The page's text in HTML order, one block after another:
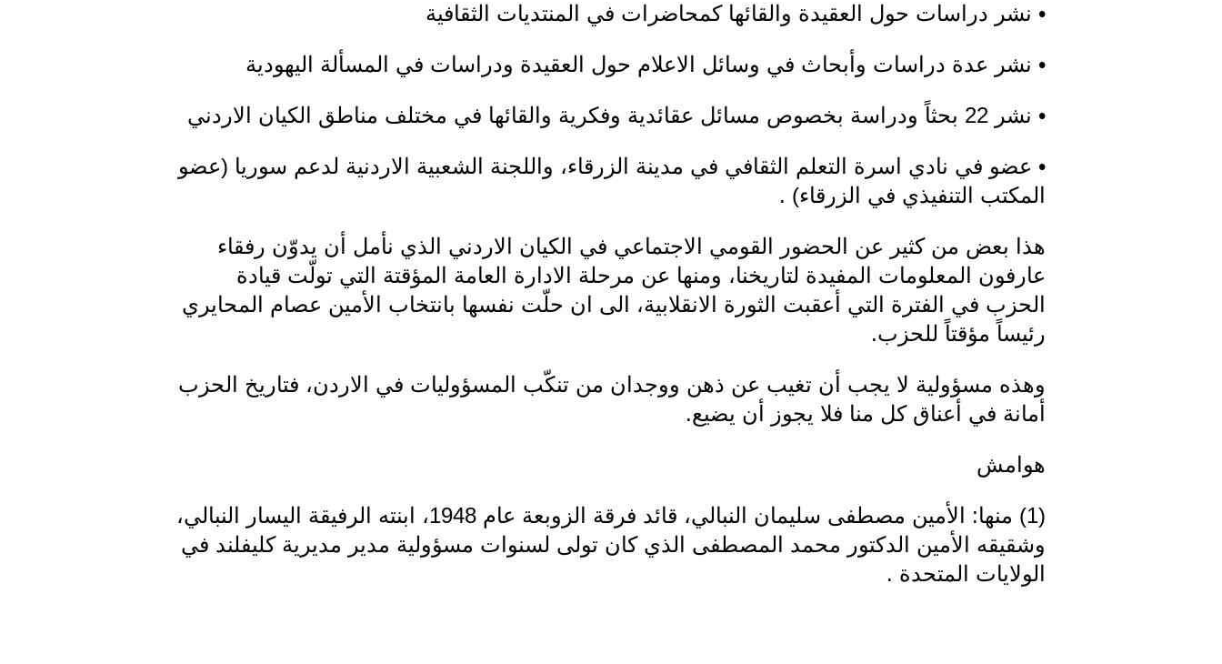
• نشر دراسات حول العقيدة والقائها كمحاضرات في المنتديات الثقافية
• نشر عدة دراسات وأبحاث في وسائل الاعلام حول العقيدة ودراسات في المسألة اليهودية
• نشر 22 بحثاً ودراسة بخصوص مسائل عقائدية وفكرية والقائها في مختلف مناطق الكيان الاردني
• عضو في نادي اسرة التعلم الثقافي في مدينة الزرقاء، واللجنة الشعبية الاردنية لدعم سوريا (عضو
المكتب التنفيذي في الزرقاء) .
هذا بعض من كثير عن الحضور القومي الاجتماعي في الكيان الاردني الذي نأمل أن يدوّن رفقاء
عارفون المعلومات المفيدة لتاريخنا، ومنها عن مرحلة الادارة العامة المؤقتة التي تولّت قيادة
الحزب في الفترة التي أعقبت الثورة الانقلابية، الى ان حلّت نفسها بانتخاب الأمين عصام المحايري
رئيساً مؤقتاً للحزب.
وهذه مسؤولية لا يجب أن تغيب عن ذهن ووجدان من تنكّب المسؤوليات في الاردن، فتاريخ الحزب
أمانة في أعناق كل منا فلا يجوز أن يضيع.
هوامش
(1) منها: الأمين مصطفى سليمان النبالي، قائد فرقة الزوبعة عام 1948، ابنته الرفيقة اليسار النبالي،
وشقيقه الأمين الدكتور محمد المصطفى الذي كان تولى لسنوات مسؤولية مدير مديرية كليفلند في
الولايات المتحدة .